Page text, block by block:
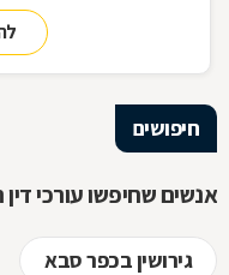
בעריכת דין ומה הידע
חיפושים
אנשים שחיפשו עורכי
גירושין בכפר סבא